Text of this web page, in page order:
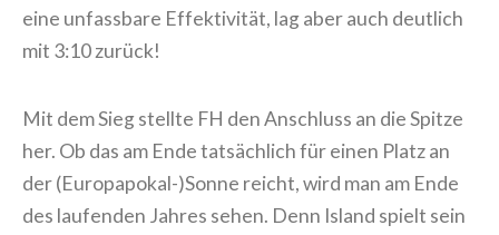
eine unfassbare Effektivität, lag aber auch deutlich
mit 3:10 zurück!
Mit dem Sieg stellte FH den Anschluss an die Spitze
her. Ob das am Ende tatsächlich für einen Platz an
der (Europapokal-)Sonne reicht, wird man am Ende
des laufenden Jahres sehen. Denn Island spielt sein